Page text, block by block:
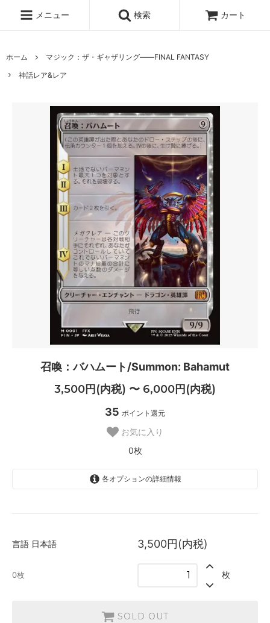
メニュー 検索 カート
ホーム
マジック：ザ・ギャザリング――FINAL FANTASY
神話レア&レア
召喚：バハムート/Summon: Bahamut
3,500円(内税) 〜 6,000円(内税)
35 ポイント還元
お気に入り
0枚
各オプションの詳細情報
0枚
6,000円(内税)
言語 日本語 3,500円(内税)
0枚 枚
SOLD OUT